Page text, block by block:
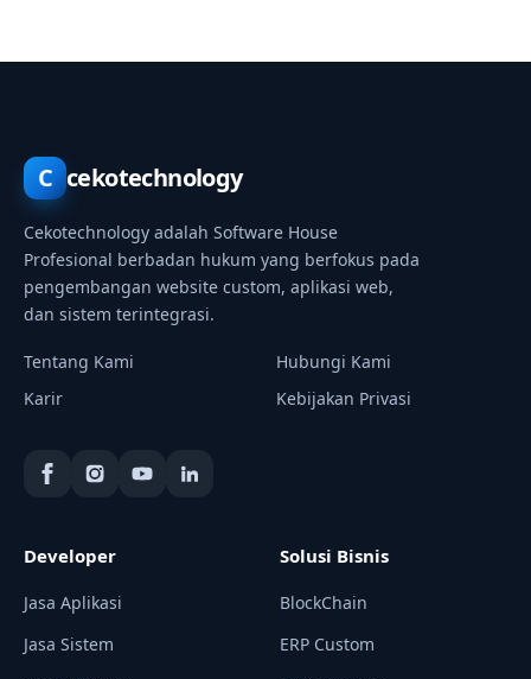
C cekotechnology
Cekotechnology adalah Software House
Profesional berbadan hukum yang berfokus pada
pengembangan website custom, aplikasi web,
dan sistem terintegrasi.
Tentang Kami
Hubungi Kami
Karir
Kebijakan Privasi
Developer
Jasa Aplikasi
Jasa Sistem
Solusi Bisnis
BlockChain
ERP Custom